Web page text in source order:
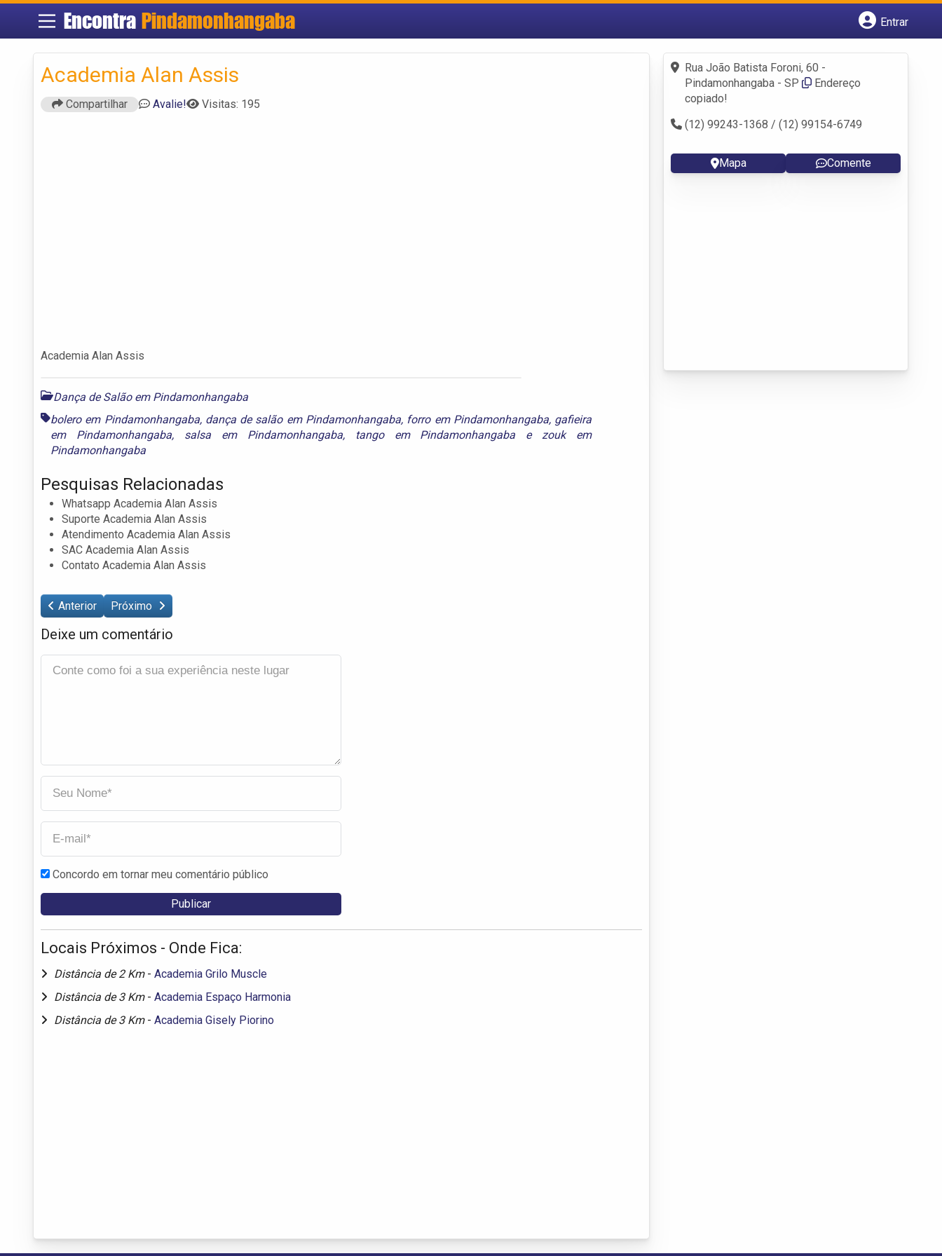
Encontra Pindamonhangaba
Entrar
Fazer login
Criar conta
Academia Alan Assis
Compartilhar Avalie! Visitas: 195
Academia Alan Assis
Dança de Salão em Pindamonhangaba
bolero em Pindamonhangaba, dança de salão em Pindamonhangaba, forro em Pindamonhangaba, gafieira
em Pindamonhangaba, salsa em Pindamonhangaba, tango em Pindamonhangaba e zouk em
Pindamonhangaba
Pesquisas Relacionadas
Whatsapp Academia Alan Assis
Suporte Academia Alan Assis
Atendimento Academia Alan Assis
SAC Academia Alan Assis
Contato Academia Alan Assis
Anterior Próximo
Deixe um comentário
Concordo em tornar meu comentário público
Locais Próximos - Onde Fica:
Distância de 2 Km - Academia Grilo Muscle
Distância de 3 Km - Academia Espaço Harmonia
Distância de 3 Km - Academia Gisely Piorino
Rua João Batista Foroni, 60 -
Pindamonhangaba - SP
Endereço
copiado!
(12) 99243-1368 / (12) 99154-6749
Mapa Comente